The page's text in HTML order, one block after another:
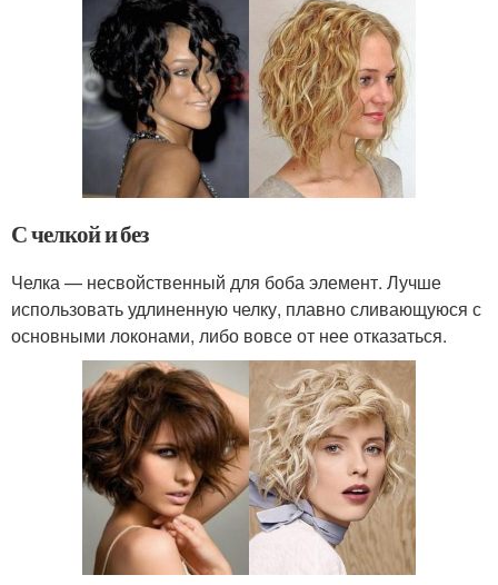
С челкой и без
Челка — несвойственный для боба элемент. Лучше
использовать удлиненную челку, плавно сливающуюся с
основными локонами, либо вовсе от нее отказаться.